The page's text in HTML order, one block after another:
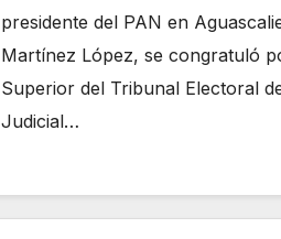
presidente del PAN en
Martínez López, se congratuló
Superior del Tribunal Electoral
Judicial…